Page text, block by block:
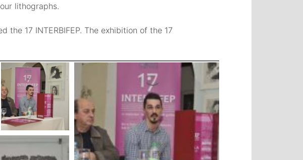
lithographs.
17 INTERBIFEP. The exhibition of the 17